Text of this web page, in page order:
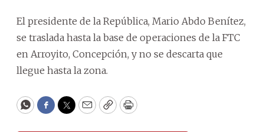
El presidente de la República, Mario Abdo Benítez,
se traslada hasta la base de operaciones de la FTC
en Arroyito, Concepción, y no se descarta que
llegue hasta la zona.
WhatsApp
Facebook
Twitter
EmailCopyPrint